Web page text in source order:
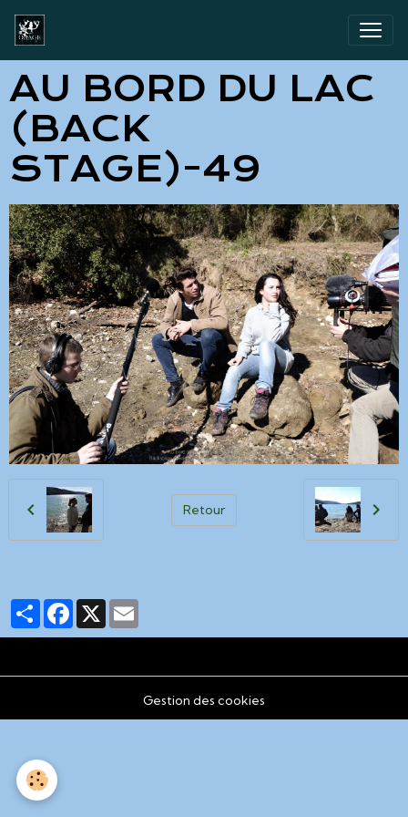
AU BORD DU LAC
(BACK
STAGE)-49
Retour
PartagerFacebook
X
Gestion des cookies